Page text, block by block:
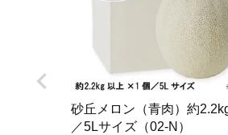
砂丘メロン（青肉）約
／5Lサイズ（02-N）